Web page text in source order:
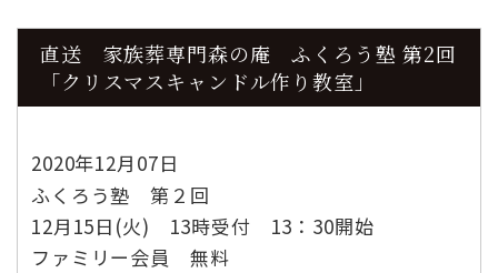
直送 家族葬専門森の庵 ふくろう塾 第2回
「クリスマスキャンドル作り教室」
2020年12月07日
ふくろう塾 第２回
12月15日(火) 13時受付 13：30開始
ファミリー会員 無料